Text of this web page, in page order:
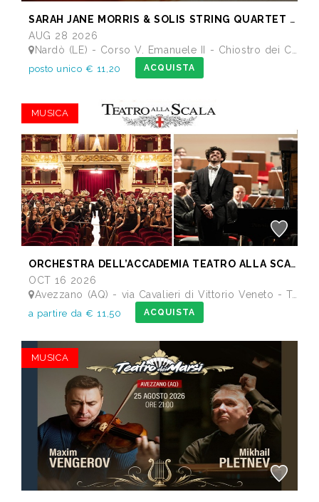
SARAH JANE MORRIS & SOLIS STRING QUARTET - Festival I Concerti del Chiostro
AUG 28 2026
Nardò (LE) - Corso V. Emanuele II - Chiostro dei Carmelitani
posto unico € 11,20 ACQUISTA
MUSICA
ORCHESTRA DELL’ACCADEMIA TEATRO ALLA SCALA di Milano
OCT 16 2026
Avezzano (AQ) - via Cavalieri di Vittorio Veneto - Teatro dei Marsi
a partire da € 11,50 ACQUISTA
MUSICA